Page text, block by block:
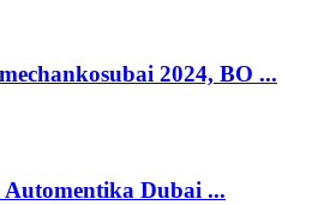
2024, BO ...
Dubai ...